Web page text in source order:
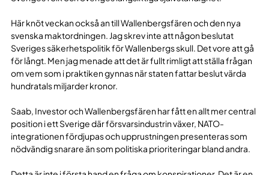
Här knöt veckan också an till Wallenbergsfären och den nya
svenska maktordningen. Jag skrev inte att någon beslutat
Sveriges säkerhetspolitik för Wallenbergs skull. Det vore att gå
för långt. Men jag menade att det är fullt rimligt att ställa frågan
om vem som i praktiken gynnas när staten fattar beslut värda
hundratals miljarder kronor.
Saab, Investor och Wallenbergsfären har fått en allt mer central
position i ett Sverige där försvarsindustrin växer, NATO-
integrationen fördjupas och upprustningen presenteras som
nödvändig snarare än som politiska prioriteringar bland andra.